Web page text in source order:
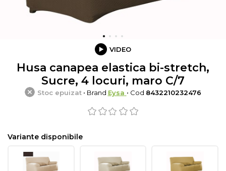
VIDEO
Husa canapea elastica bi-stretch,
Sucre, 4 locuri, maro C/7
Stoc epuizat• Brand Eysa • Cod 8432210232476
Variante disponibile